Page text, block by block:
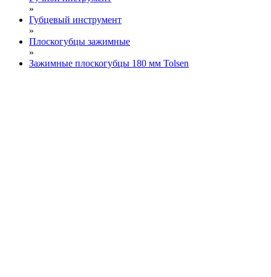
»
Губцевый инструмент
»
Плоскогубцы зажимные
»
Зажимные плоскогубцы 180 мм Tolsen